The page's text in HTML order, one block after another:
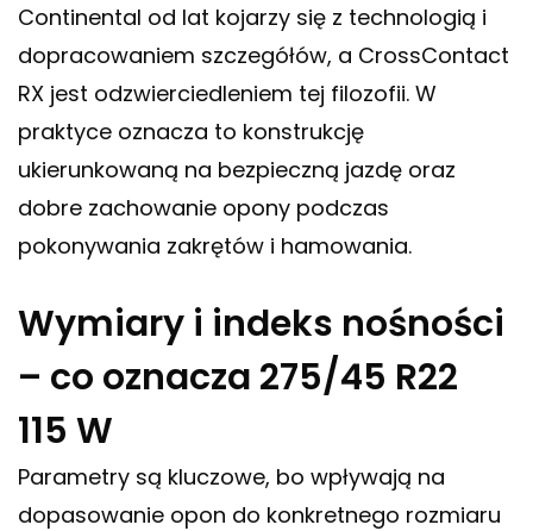
Continental od lat kojarzy się z technologią i
dopracowaniem szczegółów, a CrossContact
RX jest odzwierciedleniem tej filozofii. W
praktyce oznacza to konstrukcję
ukierunkowaną na bezpieczną jazdę oraz
dobre zachowanie opony podczas
pokonywania zakrętów i hamowania.
Wymiary i indeks nośności
– co oznacza 275/45 R22
115 W
Parametry są kluczowe, bo wpływają na
dopasowanie opon do konkretnego rozmiaru